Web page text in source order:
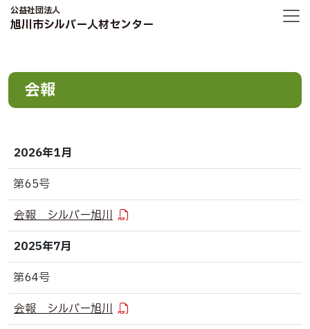
公益社団法人
旭川市シルバー人材センター
会報
2026年1月
第65号
会報 シルバー旭川
2025年7月
第64号
会報 シルバー旭川